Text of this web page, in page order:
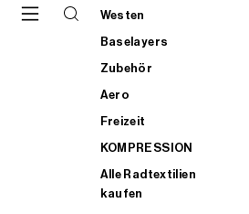
Westen
Baselayers
Zubehör
Aero
Freizeit
KOMPRESSION
Alle Radtextilien
kaufen